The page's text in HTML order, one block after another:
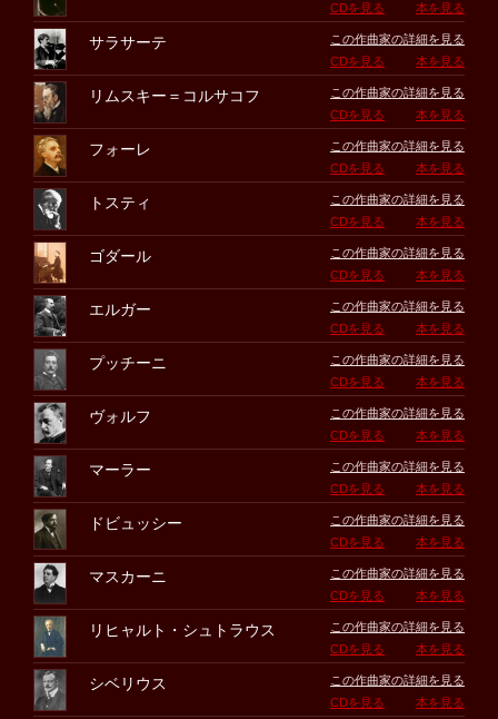
CDを見る
本を見る
サラサーテ
この作曲家の詳細を見る
CDを見る
本を見る
リムスキー＝コルサコフ
この作曲家の詳細を見る
CDを見る
本を見る
フォーレ
この作曲家の詳細を見る
CDを見る
本を見る
トスティ
この作曲家の詳細を見る
CDを見る
本を見る
ゴダール
この作曲家の詳細を見る
CDを見る
本を見る
エルガー
この作曲家の詳細を見る
CDを見る
本を見る
プッチーニ
この作曲家の詳細を見る
CDを見る
本を見る
ヴォルフ
この作曲家の詳細を見る
CDを見る
本を見る
マーラー
この作曲家の詳細を見る
CDを見る
本を見る
ドビュッシー
この作曲家の詳細を見る
CDを見る
本を見る
マスカーニ
この作曲家の詳細を見る
CDを見る
本を見る
リヒャルト・シュトラウス
この作曲家の詳細を見る
CDを見る
本を見る
シベリウス
この作曲家の詳細を見る
CDを見る
本を見る